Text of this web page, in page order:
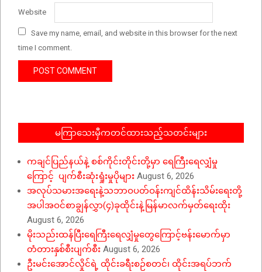
Website
Save my name, email, and website in this browser for the next
time I comment.
မကြာသေးမှီကတင်ထားသည့်သတင်းများ
ကချင်ပြည်နယ်နဲ့ စစ်ကိုင်းတိုင်းတို့မှာ ရေကြီးရေလျှံမှု
ကြောင့် ပျက်စီးဆုံးရှုံးမှုပိုများ August 6, 2026
အလုပ်သမားအရေးနဲ့သဘာဝပတ်ဝန်းကျင်ထိန်းသိမ်းရေးတို့
အပါအဝင်စာချွန်လွှာ(၄)ခုထိုင်းနဲ့မြန်မာလက်မှတ်ရေးထိုး
August 6, 2026
မိုးသည်းထန်ပြီးရေကြီးရေလျှံမှုတွေကြောင့်ဗန်းမောက်မှာ
တံတားနှစ်စီးပျက်စီး August 6, 2026
ဦးမင်းအောင်လှိုင်ရဲ့ ထိုင်းခရီးစဉ်စတင်၊ ထိုင်းအရပ်ဘက်